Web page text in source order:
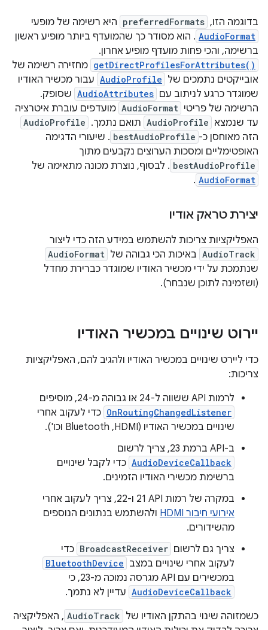
בדוגמה הזו, preferredFormats היא רשימה של מופעי
AudioFormat . הוא מסודר כך שהמועדף ביותר מופיע ראשון
ברשימה, והכי פחות מועדף מופיע אחרון.
getDirectProfilesForAttributes() מחזירה רשימה של
אובייקטים נתמכים של AudioProfile עבור מכשיר האודיו
שמוגדר כרגע לניתוב עם AudioAttributes שסופק.
הרשימה של פריטי AudioFormat מועדפים עוברת איטרציה
עד שנמצא AudioProfile תואם נתמך. AudioProfile
הזה מאוחסן כ- bestAudioProfile . שיעורי הדגימה
האופטימליים ומסכות הערוצים נקבעים מתוך
bestAudioProfile . לבסוף, נוצרת מכונה מתאימה של
AudioFormat
.
יצירת טראק אודיו
האפליקציות צריכות להשתמש במידע הזה כדי ליצור
AudioTrack באיכות הכי גבוהה של AudioFormat
שנתמכת על ידי מכשיר האודיו שמוגדר כברירת מחדל
(ושזמינה לתוכן שנבחר).
יירוט שינויים במכשיר האודיו
כדי ליירט שינויים במכשיר האודיו ולהגיב להם, האפליקציות
צריכות:
לרמות API ששווה ל-24 או גבוהה מ-24, מוסיפים
OnRoutingChangedListener כדי לעקוב אחרי
שינויים במכשיר האודיו (HDMI,‏ Bluetooth וכו').
ב-API ברמת 23, צריך לרשום
AudioDeviceCallback כדי לקבל שינויים
ברשימת מכשירי האודיו הזמינים.
במקרה של רמות API‏ 21 ו-22, צריך לעקוב אחרי
אירועי חיבור HDMI
ולהשתמש בנתונים הנוספים
מהשידורים.
צריך גם לרשום BroadcastReceiver כדי
לעקוב אחרי שינויים במצב BluetoothDevice
במכשירים עם API מגרסה נמוכה מ-23, כי
AudioDeviceCallback עדיין לא נתמך.
כשמזוהה שינוי בהתקן האודיו של AudioTrack , האפליקציה